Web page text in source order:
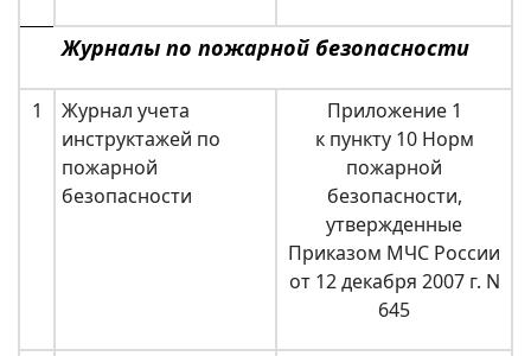
Журналы по пожарной безопасности
1
Журнал учета
инструктажей по
пожарной
безопасности
Приложение 1
к пункту 10 Норм
пожарной
безопасности,
утвержденные
Приказом МЧС России
от 12 декабря 2007 г. N
645